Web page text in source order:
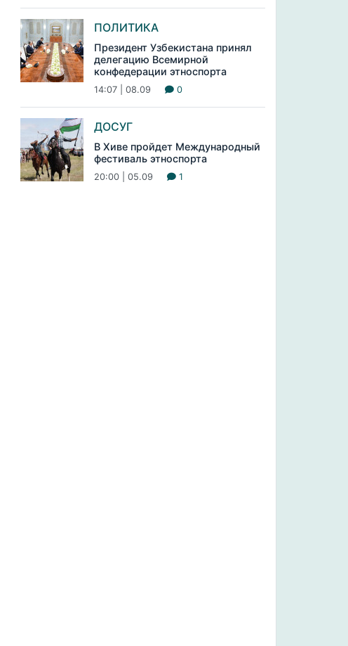
ПОЛИТИКА
Президент Узбекистана принял
делегацию Всемирной
конфедерации этноспорта
14:07 | 08.09 0
ДОСУГ
В Хиве пройдет Международный
фестиваль этноспорта
20:00 | 05.09 1